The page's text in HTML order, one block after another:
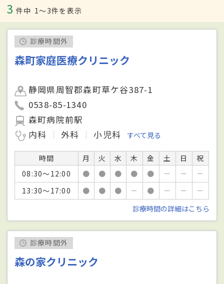
3 件中 1〜3件を表示
診療時間外
森町家庭医療クリニック
静岡県周智郡森町草ケ谷387-1
0538-85-1340
森町病院前駅
内科
外科 小児科 すべて見る
時間 月 火 水 木 金 土 日
祝
08:30～12:00
● ● ● ● ● － －
－
13:30～17:00
● ● ● － ● － －
－
診療時間の詳細はこちら
診療時間外
森の家クリニック